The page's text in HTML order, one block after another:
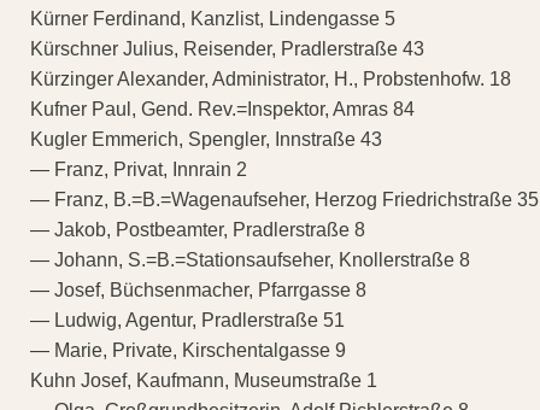
Kürner Ferdinand, Kanzlist, Lindengasse 5
Kürschner Julius, Reisender, Pradlerstraße 43
Kürzinger Alexander, Administrator, H., Probstenhofw. 18
Kufner Paul, Gend. Rev.=Inspektor, Amras 84
Kugler Emmerich, Spengler, Innstraße 43
— Franz, Privat, Innrain 2
— Franz, B.=B.=Wagenaufseher, Herzog Friedrichstraße 35
— Jakob, Postbeamter, Pradlerstraße 8
— Johann, S.=B.=Stationsaufseher, Knollerstraße 8
— Josef, Büchsenmacher, Pfarrgasse 8
— Ludwig, Agentur, Pradlerstraße 51
— Marie, Private, Kirschentalgasse 9
Kuhn Josef, Kaufmann, Museumstraße 1